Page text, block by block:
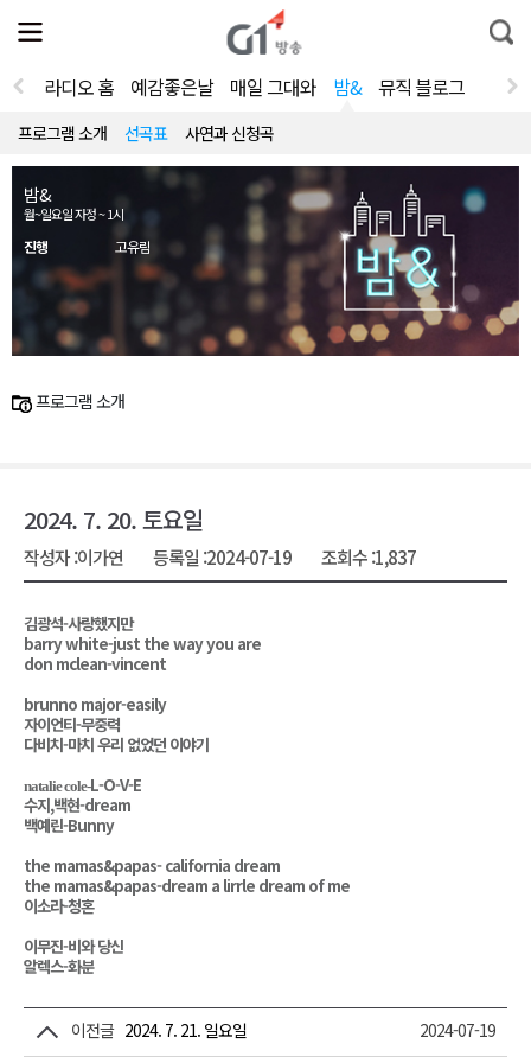
전
체
뉴
열
통
합
라디오 홈 예감좋은날 매일 그대와 밤& 뮤직 블로그
프로그램 소개 선곡표 사연과 신청곡
밤&
월~일요일 자정 ~ 1시
진행 고유림
프로그램 소개
2024. 7. 20. 토요일
작성자 :이가연 등록일 :2024-07-19 조회수 :1,837
김광석-사랑했지만
barry white-just the way you are
don mclean-vincent
brunno major-easily
자이언티-무중력
다비치-마치 우리 없었던 이야기
natalie cole-L-O-V-E
수지,백현-dream
백예린-Bunny
the mamas&papas- california dream
the mamas&papas-dream a lirrle dream of me
이소라-청혼
이무진-비와 당신
알렉스-화분
이전글 2024. 7. 21. 일요일 2024-07-19